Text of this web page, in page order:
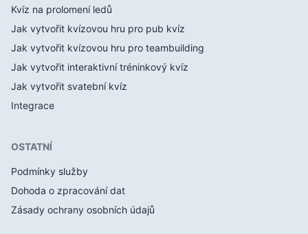
Kvíz na prolomení ledů
Jak vytvořit kvízovou hru pro pub kvíz
Jak vytvořit kvízovou hru pro teambuilding
Jak vytvořit interaktivní tréninkový kvíz
Jak vytvořit svatební kvíz
Integrace
OSTATNÍ
Podmínky služby
Dohoda o zpracování dat
Zásady ochrany osobních údajů